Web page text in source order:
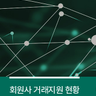
회원사 거래지원 현황